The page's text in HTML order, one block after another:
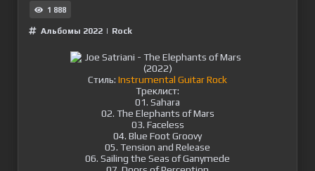
1 888
Альбомы 2022 | Rock
Стиль: Instrumental Guitar Rock
Треклист:
01. Sahara
02. The Elephants of Mars
03. Faceless
04. Blue Foot Groovy
05. Tension and Release
06. Sailing the Seas of Ganymede